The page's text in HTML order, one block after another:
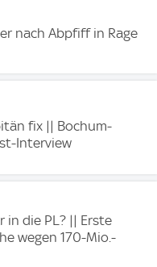
nach Abpfiff in Rage
fix || Bochum-
Interview
in die PL? || Erste
wegen 170-Mio.-